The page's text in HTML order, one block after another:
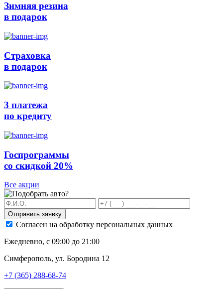
Зимняя резина
в подарок
Страховка
в подарок
3 платежа
по кредиту
Госпрограммы
со скидкой 20%
Все акции
Отправить заявку
Согласен на обработку персональных данных
Ежедневно, с 09:00 до 21:00
Симферополь, ул. Бородина 12
+7 (365) 288-68-74